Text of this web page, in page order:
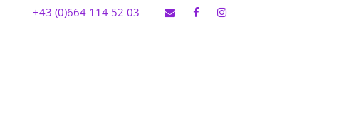
+43 (0)664 114 52 03